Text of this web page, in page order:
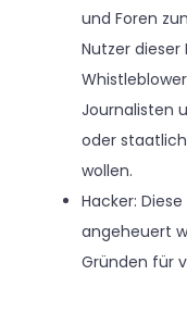
und Foren
Nutzer
Journalisten
oder
wollen.
Hacker:
angeheuert
Gründen für